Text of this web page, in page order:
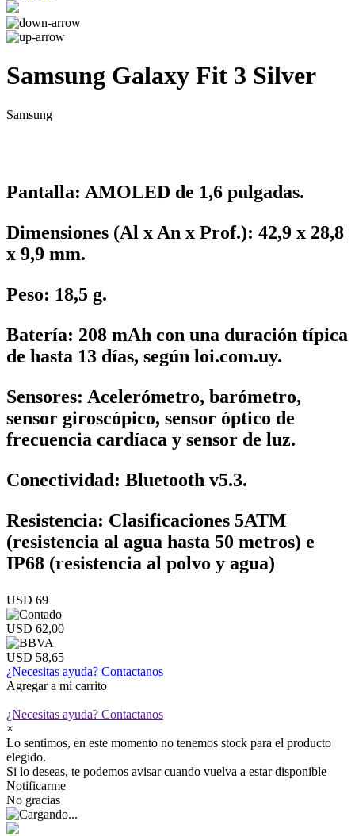
Samsung Galaxy Fit 3 Silver
Samsung
Pantalla: AMOLED de 1,6 pulgadas.
Dimensiones (Al x An x Prof.): 42,9 x 28,8
x 9,9 mm.
Peso: 18,5 g.
Batería: 208 mAh con una duración típica
de hasta 13 días, según loi.com.uy.
Sensores: Acelerómetro, barómetro,
sensor giroscópico, sensor óptico de
frecuencia cardíaca y sensor de luz.
Conectividad: Bluetooth v5.3.
Resistencia: Clasificaciones 5ATM
(resistencia al agua hasta 50 metros) e
IP68 (resistencia al polvo y agua)
USD 69
USD 62,00
USD 58,65
¿Necesitas ayuda? Contactanos
Agregar a mi carrito
¿Necesitas ayuda? Contactanos
×
Lo sentimos, en este momento no tenemos stock para el producto
elegido.
Si lo deseas, te podemos avisar cuando vuelva a estar disponible
Notificarme
No gracias